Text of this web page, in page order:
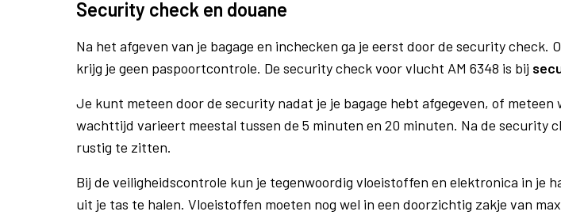
Security check en douane
Na het afgeven van je bagage en inchecken ga je eerst door de security
krijg je geen paspoortcontrole. De security check voor vlucht AM 6348 is bij
Je kunt meteen door de security nadat je je bagage hebt afgegeven, of
wachttijd varieert meestal tussen de 5 minuten en 20 minuten. Na de security
rustig te zitten.
Bij de veiligheidscontrole kun je tegenwoordig vloeistoffen en elektronica in
uit je tas te halen. Vloeistoffen moeten nog wel in een doorzichtig zakje van